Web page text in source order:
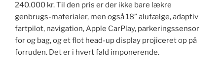
240.000 kr. Til den pris er der ikke bare lækre
genbrugs-materialer, men også 18” alufælge, adaptiv
fartpilot, navigation, Apple CarPlay, parkeringssensor
for og bag, og et flot head-up display projiceret op på
forruden. Det er i hvert fald imponerende.